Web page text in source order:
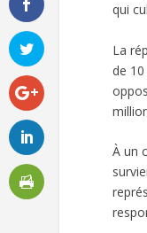
qui
La
de
À un